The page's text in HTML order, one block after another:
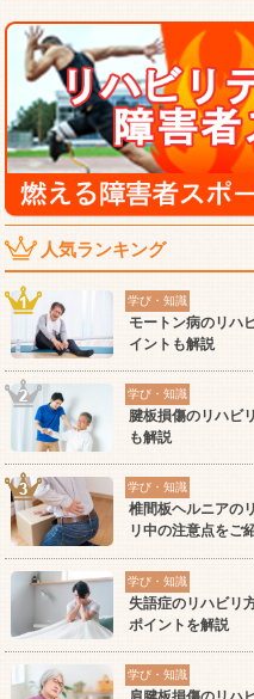
人気ランキング
学び・知識
モートン病のリハ
イントも解説
学び・知識
腱板損傷のリハビ
も解説
学び・知識
椎間板ヘルニアの
リ中の注意点をご
学び・知識
失語症のリハビリ
ポイントを解説
学び・知識